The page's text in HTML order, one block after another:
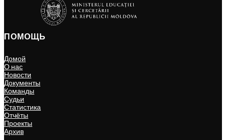
ПОМОЩЬ
Домой
О нас
Новости
Документы
Команды
Судьи
Статистика
Отчёты
Проекты
Архив